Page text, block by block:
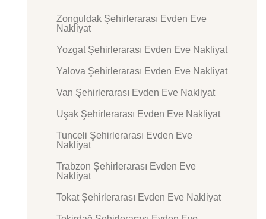
Zonguldak Şehirlerarası Evden Eve
Nakliyat
Yozgat Şehirlerarası Evden Eve Nakliyat
Yalova Şehirlerarası Evden Eve Nakliyat
Van Şehirlerarası Evden Eve Nakliyat
Uşak Şehirlerarası Evden Eve Nakliyat
Tunceli Şehirlerarası Evden Eve
Nakliyat
Trabzon Şehirlerarası Evden Eve
Nakliyat
Tokat Şehirlerarası Evden Eve Nakliyat